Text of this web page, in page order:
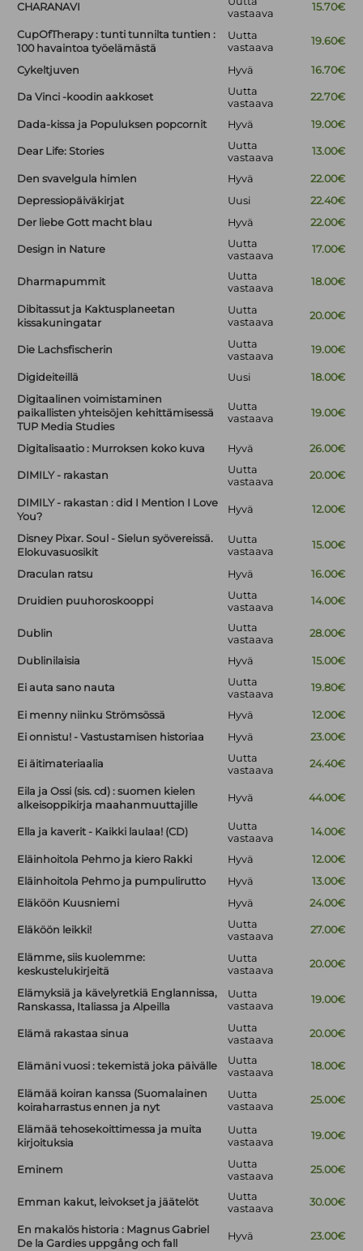
CHARANAVI
vastaava
15.70€
CupOfTherapy : tunti tunnilta tuntien :
100 havaintoa työelämästä
Uutta
vastaava
19.60€
Cykeltjuven Hyvä 16.70€
Da Vinci -koodin aakkoset
Uutta
vastaava
22.70€
Dada-kissa ja Populuksen popcornit Hyvä 19.00€
Dear Life: Stories
Uutta
vastaava
13.00€
Den svavelgula himlen Hyvä
22.00€
Depressiopäiväkirjat
Uusi
22.40€
Der liebe Gott macht blau
Hyvä 22.00€
Design in Nature
Uutta
vastaava
17.00€
Dharmapummit
Uutta
vastaava
18.00€
Dibitassut ja Kaktusplaneetan
kissakuningatar
Uutta
vastaava
20.00€
Die Lachsfischerin
Uutta
vastaava
19.00€
Digideiteillä Uusi
18.00€
Digitaalinen voimistaminen
paikallisten yhteisöjen kehittämisessä
TUP Media Studies
Uutta
vastaava
19.00€
Digitalisaatio : Murroksen koko kuva Hyvä 26.00€
DIMILY - rakastan
Uutta
vastaava
20.00€
DIMILY - rakastan : did I Mention I Love
You?
Hyvä 12.00€
Disney Pixar. Soul - Sielun syövereissä.
Elokuvasuosikit
Uutta
vastaava
15.00€
Draculan ratsu Hyvä 16.00€
Druidien puuhoroskooppi
Uutta
vastaava
14.00€
Dublin
Uutta
vastaava
28.00€
Dublinilaisia Hyvä 15.00€
Ei auta sano nauta
Uutta
vastaava
19.80€
Ei menny niinku Strömsössä Hyvä
12.00€
Ei onnistu! - Vastustamisen historiaa
Hyvä 23.00€
Ei äitimateriaalia
Uutta
vastaava
24.40€
Eila ja Ossi (sis. cd) : suomen kielen
alkeisoppikirja maahanmuuttajille
Hyvä 44.00€
Ella ja kaverit - Kaikki laulaa! (CD)
Uutta
vastaava
14.00€
Eläinhoitola Pehmo ja kiero Rakki Hyvä
12.00€
Eläinhoitola Pehmo ja pumpulirutto
Hyvä
13.00€
Eläköön Kuusniemi
Hyvä 24.00€
Eläköön leikki!
Uutta
vastaava
27.00€
Elämme, siis kuolemme:
keskustelukirjeitä
Uutta
vastaava
20.00€
Elämyksiä ja kävelyretkiä Englannissa,
Ranskassa, Italiassa ja Alpeilla
Uutta
vastaava
19.00€
Elämä rakastaa sinua
Uutta
vastaava
20.00€
Elämäni vuosi : tekemistä joka päivälle
Uutta
vastaava
18.00€
Elämää koiran kanssa (Suomalainen
koiraharrastus ennen ja nyt
Uutta
vastaava
25.00€
Elämää tehosekoittimessa ja muita
kirjoituksia
Uutta
vastaava
19.00€
Eminem
Uutta
vastaava
25.00€
Emman kakut, leivokset ja jäätelöt
Uutta
vastaava
30.00€
En makalös historia : Magnus Gabriel
De la Gardies uppgång och fall
Hyvä 23.00€